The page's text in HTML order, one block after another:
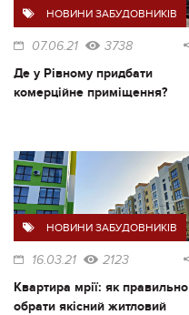
НОВИНИ ЗАБУДОВНИКІВ
07.06.21 3738
Де у Рівному придбати
комерційне приміщення?
НОВИНИ ЗАБУДОВНИКІВ
16.03.21 2123
Квартира мрії: як правильно
обрати якісний житловий